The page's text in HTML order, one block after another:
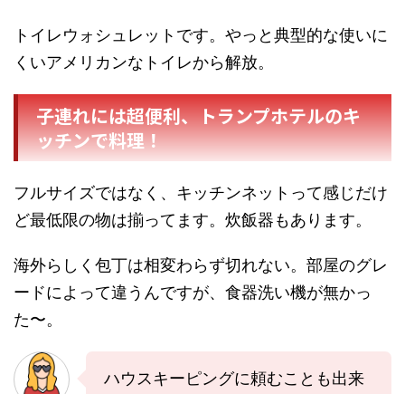
トイレウォシュレットです。やっと典型的な使いに
くいアメリカンなトイレから解放。
子連れには超便利、トランプホテルのキ
ッチンで料理！
フルサイズではなく、キッチンネットって感じだけ
ど最低限の物は揃ってます。炊飯器もあります。
海外らしく包丁は相変わらず切れない。部屋のグレ
ードによって違うんですが、食器洗い機が無かっ
た〜。
ハウスキーピングに頼むことも出来